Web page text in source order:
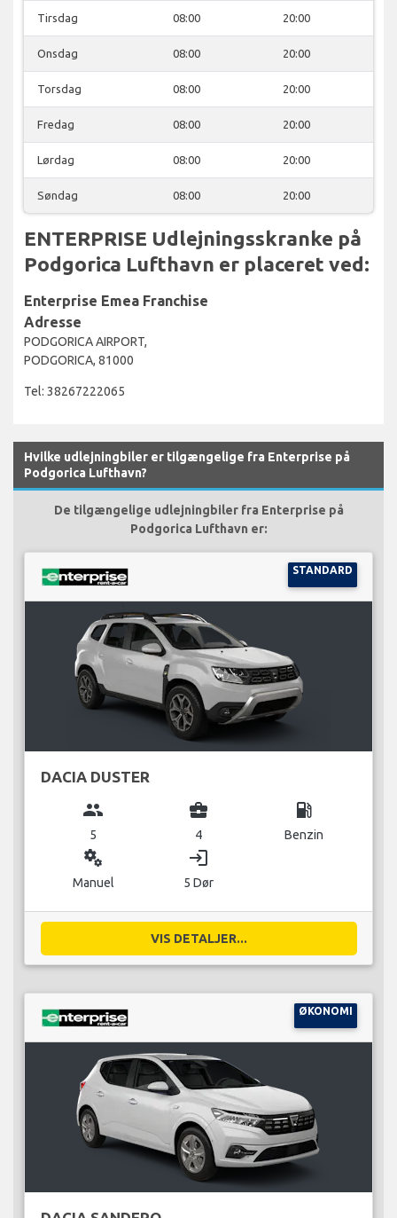
Tirsdag 08:00 20:00
Onsdag 08:00 20:00
Torsdag 08:00 20:00
Fredag 08:00 20:00
Lørdag 08:00 20:00
Søndag 08:00 20:00
ENTERPRISE Udlejningsskranke på
Podgorica Lufthavn er placeret ved:
Enterprise Emea Franchise
Adresse
PODGORICA AIRPORT,
PODGORICA, 81000
Tel: 38267222065
Hvilke udlejningbiler er tilgængelige fra Enterprise på
Podgorica Lufthavn?
De tilgængelige udlejningbiler fra Enterprise på
Podgorica Lufthavn er:
STANDARD
DACIA DUSTER
group
5
business_center
4
local_gas_station
Benzin
miscellaneous_services
Manuel
login
5 Dør
VIS DETALJER...
ØKONOMI